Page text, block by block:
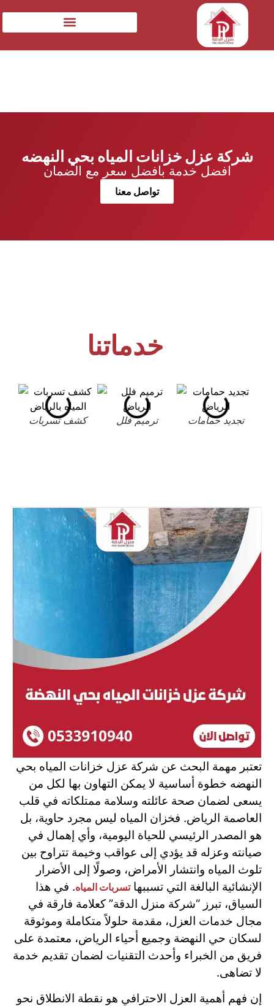
شركة عزل خزانات المياه بحي النهضه
افضل خدمة بافضل سعر مع الضمان
تواصل معنا
خدماتنا
كشف تسربات ترميم فلل تجديد حمامات
تعتبر مهمة البحث عن شركة عزل خزانات المياه بحي
النهضه خطوة أساسية لا يمكن التهاون بها لكل من
يسعى لضمان صحة عائلته وسلامة ممتلكاته في قلب
العاصمة الرياض. فخزان المياه ليس مجرد حاوية، بل
هو المصدر الرئيسي للحياة اليومية، وأي إهمال في
صيانته وعزله قد يؤدي إلى عواقب وخيمة تتراوح بين
تلوث المياه وانتشار الأمراض، وصولًا إلى الأضرار
الإنشائية البالغة التي تسببهاتسربات المياه. في هذا
السياق، تبرز “شركة منزل الدقة” كعلامة فارقة في
مجال خدمات العزل، مقدمة حلولاً متكاملة وموثوقة
لسكان حي النهضة وجميع أحياء الرياض، معتمدة على
فريق من الخبراء وأحدث التقنيات لضمان تقديم خدمة
لا تضاهى.
إن فهم أهمية العزل الاحترافي هو نقطة الانطلاق نحو